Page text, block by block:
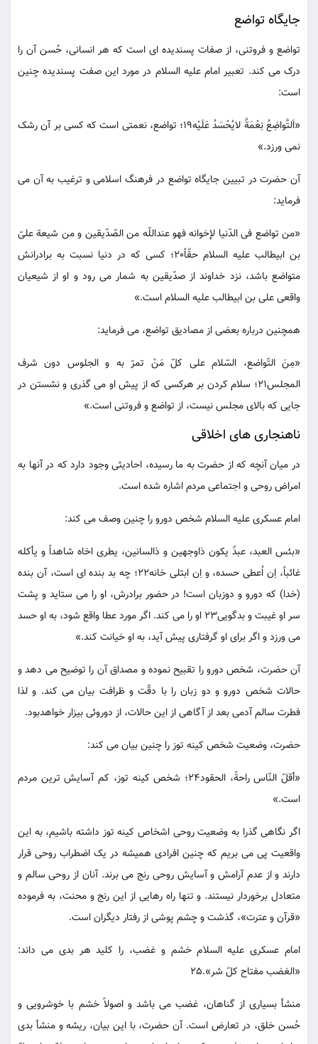
جایگاه تواضع
تواضع و فروتنی، از صفات پسندیده ای است که هر انسانی، حُسن آن را
درک می کند. تعبیر امام علیه السلام در مورد این صفت پسندیده چنین
است:
«اَلتَّواضِعُ نِعْمَةٌ لایُحْسَدُ عَلَیْه19؛ تواضع، نعمتی است که کسی بر آن رشک
نمی ورزد.»
آن حضرت در تبیین جایگاه تواضع در فرهنگ اسلامی و ترغیب به آن می
فرماید:
«من تواضع فی الدّنیا لإخوانه فهو عنداللّه من الصّدّیقین و من شیعة علیّ
بن ابیطالب علیه السلام حقّاً20؛ کسی که در دنیا نسبت به برادرانش
متواضع باشد، نزد خداوند از صدّیقین به شمار می رود و او از شیعیان
واقعی علی بن ابیطالب علیه السلام است.»
همچنین درباره بعضی از مصادیق تواضع، می فرماید:
«مِنَ التّواضع، السّلام علی کلّ مَنْ تمرّ به و الجلوس دون شرف
المجلس21؛ سلام کردن بر هرکسی که از پیش او می گذری و نشستن در
جایی که بالای مجلس نیست، از تواضع و فروتنی است.»
ناهنجاری های اخلاقی
در میان آنچه که از حضرت به ما رسیده، احادیثی وجود دارد که در آنها به
امراض روحی و اجتماعی مردم اشاره شده است.
امام عسکری علیه السلام شخص دورو را چنین وصف می کند:
«بئس العبد، عبدٌ یکون ذاوجهین و ذالسانین، یطری اخاه شاهداً و یأکله
غائباً، اِن اُعطی حسده، و اِن ابتلی خانه22؛ چه بد بنده ای است، آن بنده
(خدا) که دورو و دوزبان است! در حضور برادرش، او را می ستاید و پشت
سر او غیبت و بدگویی23 او را می کند. اگر مورد عطا واقع شود، به او حسد
می ورزد و اگر برای او گرفتاری پیش آید، به او خیانت کند.»
آن حضرت، شخص دورو را تقبیح نموده و مصداق آن را توضیح می دهد و
حالات شخص دورو و دو زبان را با دقّت و ظرافت بیان می کند. و لذا
فطرت سالم آدمی بعد از آگاهی از این حالات، از دوروئی بیزار خواهدبود.
حضرت، وضعیت شخص کینه توز را چنین بیان می کند:
«أقلّ النّاس راحةً، الحقود24؛ شخص کینه توز، کم آسایش ترین مردم
است.»
اگر نگاهی گذرا به وضعیت روحی اشخاص کینه توز داشته باشیم، به این
واقعیت پی می بریم که چنین افرادی همیشه در یک اضطراب روحی قرار
دارند و از عدم آرامش و آسایش روحی رنج می برند. آنان از روحی سالم و
متعادل برخوردار نیستند. و تنها راه رهایی از این رنج و محنت، به فرموده
«قرآن و عترت»، گذشت و چشم پوشی از رفتار دیگران است.
امام عسکری علیه السلام خشم و غضب، را کلید هر بدی می داند:
«الغضب مفتاح کلّ شر».25
منشأ بسیاری از گناهان، غضب می باشد و اصولاً خشم با خوشرویی و
حُسن خلق، در تعارض است. آن حضرت، با این بیان، ریشه و منشأ بدی